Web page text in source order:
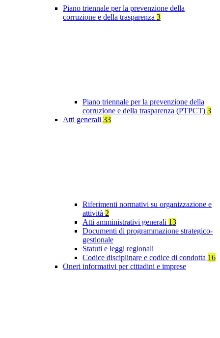
Piano triennale per la prevenzione della
corruzione e della trasparenza 3
Piano triennale per la prevenzione della
corruzione e della trasparenza (PTPCT) 3
Atti generali 33
Riferimenti normativi su organizzazione e
attività 2
Atti amministrativi generali 13
Documenti di programmazione strategico-
gestionale
Statuti e leggi regionali
Codice disciplinare e codice di condotta 16
Oneri informativi per cittadini e imprese